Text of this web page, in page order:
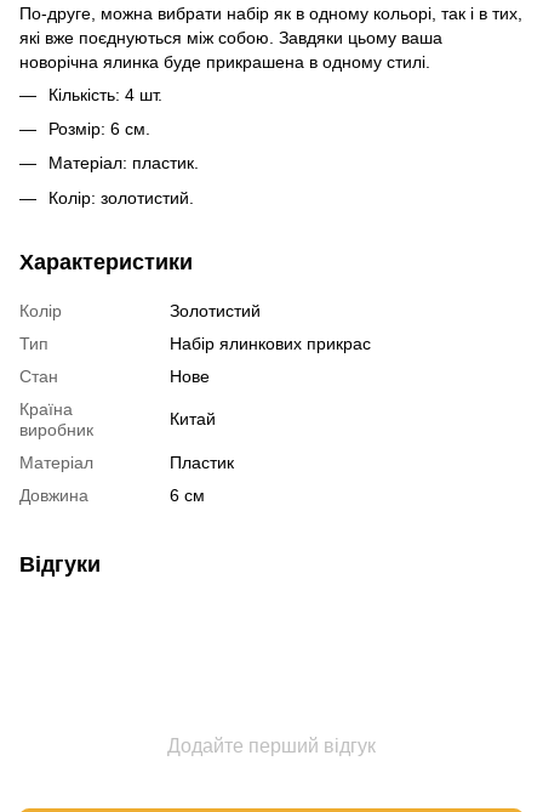
По-друге, можна вибрати набір як в одному кольорі, так і в тих,
які вже поєднуються між собою. Завдяки цьому ваша
новорічна ялинка буде прикрашена в одному стилі.
Кількість: 4 шт.
Розмір: 6 см.
Матеріал: пластик.
Колір: золотистий.
Характеристики
Колір
Золотистий
Тип
Набір ялинкових прикрас
Стан
Нове
Країна
виробник
Китай
Матеріал
Пластик
Довжина
6 см
Відгуки
Додайте перший відгук